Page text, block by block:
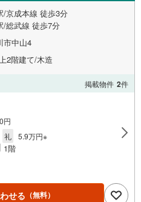
/京成本線 徒歩3分
/総武線 徒歩7分
市中山4
2階建て/木造
掲載物件 2件
円
礼 5.9万円※
1階
せる （無料）